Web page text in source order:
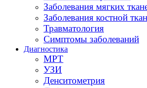
Заболевания мягких
Заболевания костной
Травматология
Симптомы заболеваний
Диагностика
МРТ
УЗИ
Денситометрия